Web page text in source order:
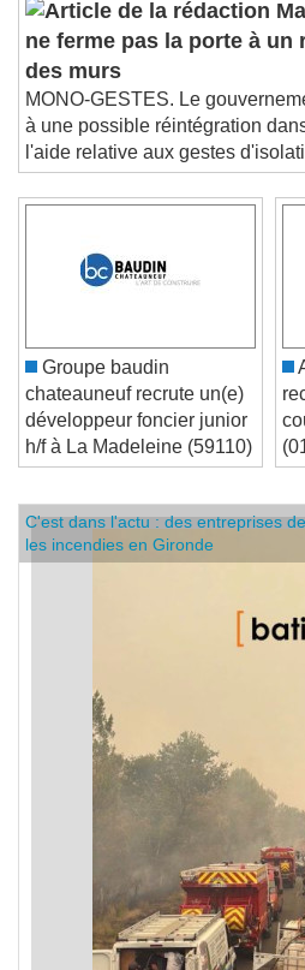
ne ferme pas la porte à un
des murs
MONO-GESTES. Le
à une possible réintégration
l'aide relative aux gestes
Groupe baudin
chateauneuf recrute un(e)
développeur foncier junior
h/f à La Madeleine (59110)
C'est dans l'actu : des entreprises
les incendies en Gironde